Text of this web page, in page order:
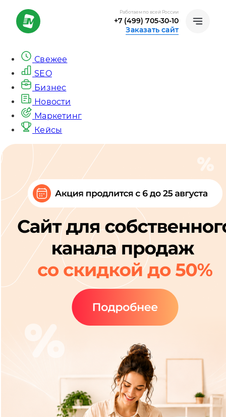
Работаем по всей России
+7 (499) 705-30-10
Заказать сайт
Свежее
SEO
Бизнес
Новости
Маркетинг
Кейсы